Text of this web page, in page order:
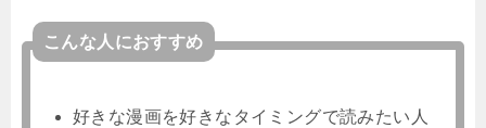
こんな人におすすめ
好きな漫画を好きなタイミングで読みたい人